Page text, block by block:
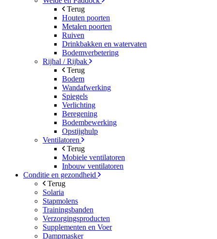
Terug
Houten poorten
Metalen poorten
Ruiven
Drinkbakken en watervaten
Bodemverbetering
Rijhal / Rijbak
Terug
Bodem
Wandafwerking
Spiegels
Verlichting
Beregening
Bodembewerking
Opstijghulp
Ventilatoren
Terug
Mobiele ventilatoren
Inbouw ventilatoren
Conditie en gezondheid
Terug
Solaria
Stapmolens
Trainingsbanden
Verzorgingsproducten
Supplementen en Voer
Dampmasker